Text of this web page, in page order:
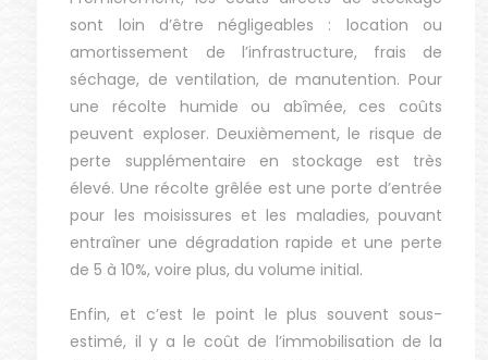
sont loin d’être négligeables : location ou
amortissement de l’infrastructure, frais de
séchage, de ventilation, de manutention. Pour
une récolte humide ou abîmée, ces coûts
peuvent exploser. Deuxièmement, le risque de
perte supplémentaire en stockage est très
élevé. Une récolte grêlée est une porte d’entrée
pour les moisissures et les maladies, pouvant
entraîner une dégradation rapide et une perte
de 5 à 10%, voire plus, du volume initial.
Enfin, et c’est le point le plus souvent sous-
estimé, il y a le coût de l’immobilisation de la